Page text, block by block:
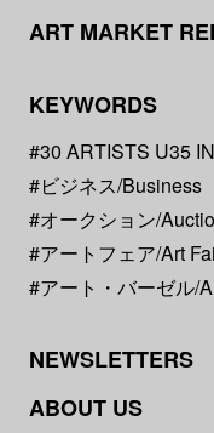
ART MARKET
KEYWORDS
#30 ARTISTS U35
#ビジネス/Business
#オークション/
#アートフェア/Art
#アート・バーゼル/
NEWSLETTERS
ABOUT US